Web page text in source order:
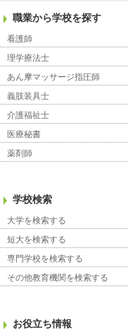
職業から学校を探す
看護師
理学療法士
あん摩マッサージ指圧師
義肢装具士
介護福祉士
医療秘書
薬剤師
学校検索
大学を検索する
短大を検索する
専門学校を検索する
その他教育機関を検索する
お役立ち情報